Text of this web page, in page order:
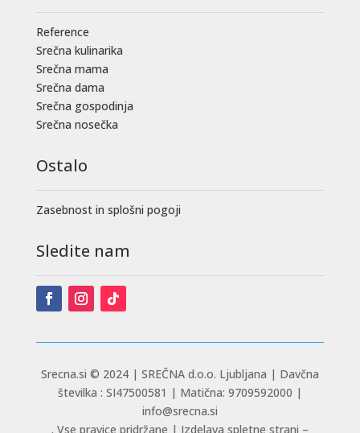
Reference
Srečna kulinarika
Srečna mama
Srečna dama
Srečna gospodinja
Srečna nosečka
Ostalo
Zasebnost in splošni pogoji
Sledite nam
Srecna.si © 2024 | SREČNA d.o.o. Ljubljana | Davčna
številka : SI47500581 | Matična: 9709592000 |
info@srecna.si
. Vse pravice pridržane | Izdelava spletne strani –